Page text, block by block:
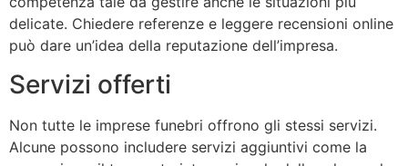
delicate. Chiedere referenze e leggere recensioni online
può dare un’idea della reputazione dell’impresa.
Servizi offerti
Non tutte le imprese funebri offrono gli stessi servizi.
Alcune possono includere servizi aggiuntivi come la